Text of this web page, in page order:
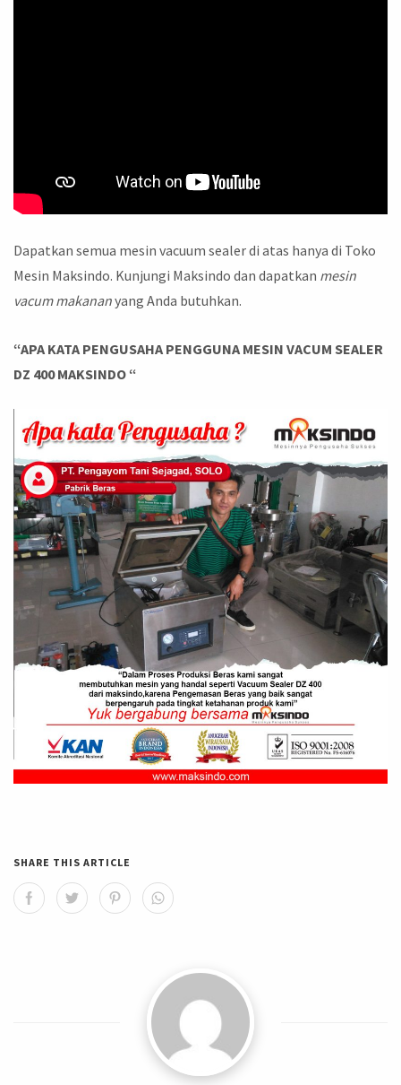
Dapatkan semua mesin vacuum sealer di atas hanya di Toko
Mesin Maksindo. Kunjungi Maksindo dan dapatkan mesin
vacum makananyang Anda butuhkan.
“APA KATA PENGUSAHA PENGGUNA MESIN VACUM SEALER
DZ 400 MAKSINDO “
SHARE THIS ARTICLE